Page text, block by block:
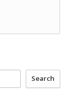
Search